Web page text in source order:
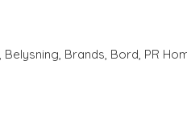
, Belysning, Brands, Bord, PR